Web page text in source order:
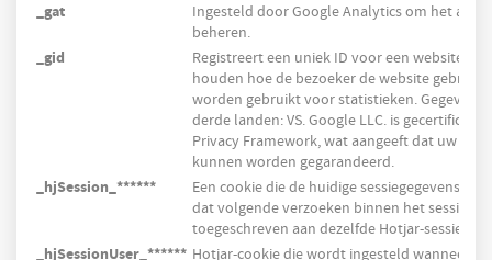
_gat
Ingesteld door Google Analytics om het
beheren.
_gid
Registreert een uniek ID voor een
houden hoe de bezoeker de website gebruikt.
worden gebruikt voor statistieken.
derde landen: VS. Google LLC. is
Privacy Framework, wat aangeeft dat uw
kunnen worden gegarandeerd.
_hjSession_******
Een cookie die de huidige sessiegegevens
dat volgende verzoeken binnen het
toegeschreven aan dezelfde Hotjar-sessie.
_hjSessionUser_****** Hotjar-cookie die wordt ingesteld wanneer